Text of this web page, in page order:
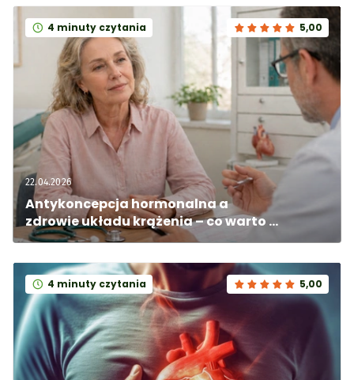
22.04.2026
Antykoncepcja hormonalna a
zdrowie układu krążenia – co warto
wiedzieć?
4 minuty czytania 5,00
4 minuty czytania 5,00